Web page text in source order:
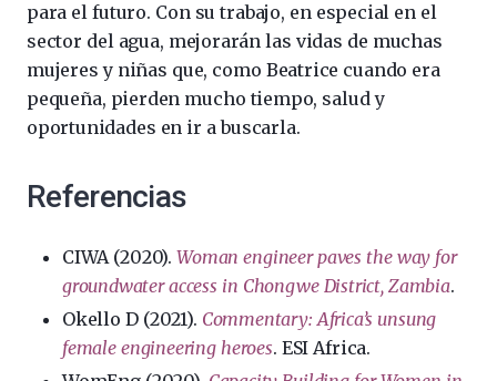
para el futuro. Con su trabajo, en especial en el
sector del agua, mejorarán las vidas de muchas
mujeres y niñas que, como Beatrice cuando era
pequeña, pierden mucho tiempo, salud y
oportunidades en ir a buscarla.
Referencias
CIWA (2020).Woman engineer paves the way for
groundwater access in Chongwe District, Zambia.
Okello D (2021). Commentary: Africa’s unsung
female engineering heroes. ESI Africa.